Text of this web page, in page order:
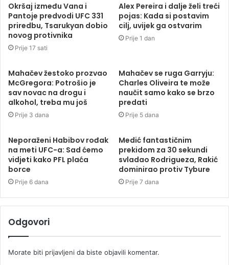
Okršaj između Vana i
Pantoje predvodi UFC 331
priredbu, Tsarukyan dobio
novog protivnika
Prije 17 sati
Alex Pereira i dalje želi treći
pojas: Kada si postavim
cilj, uvijek ga ostvarim
Prije 1 dan
Mahačev žestoko prozvao
McGregora: Potrošio je
sav novac na drogu i
alkohol, treba mu još
Prije 3 dana
Mahačev se ruga Garryju:
Charles Oliveira te može
naučit samo kako se brzo
predati
Prije 5 dana
Neporaženi Habibov rođak
na meti UFC-a: Sad ćemo
vidjeti kako PFL plaća
borce
Prije 6 dana
Medić fantastičnim
prekidom za 30 sekundi
svladao Rodrigueza, Rakić
dominirao protiv Tybure
Prije 7 dana
Odgovori
Morate biti prijavljeni da biste objavili komentar.